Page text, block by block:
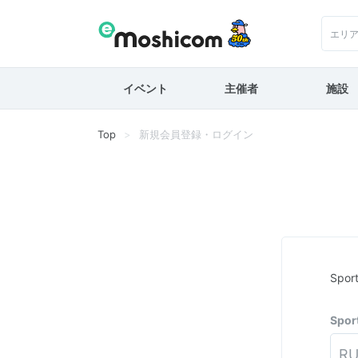
エリ
イベント 主催者 施設
Top 新規会員登録・ログイン